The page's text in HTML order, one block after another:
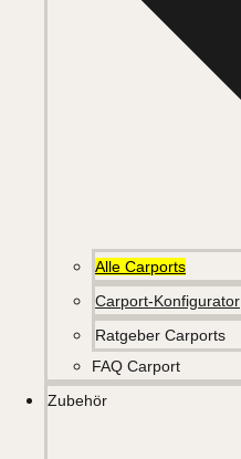
Alle Carports
Carport-Konfigurator
Ratgeber Carports
FAQ Carport
Zubehör